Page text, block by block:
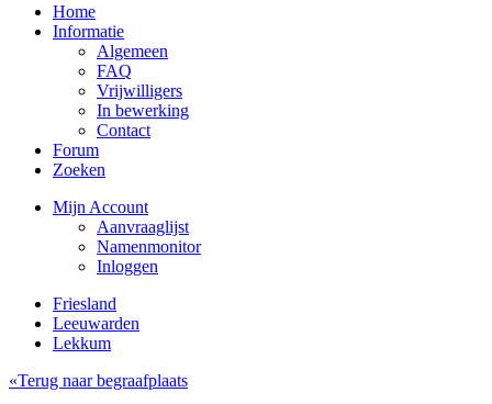
Home
Informatie
Algemeen
FAQ
Vrijwilligers
In bewerking
Contact
Forum
Zoeken
Mijn Account
Aanvraaglijst
Namenmonitor
Inloggen
Friesland
Leeuwarden
Lekkum
«Terug naar begraafplaats